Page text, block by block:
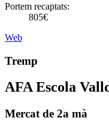
Portem recaptats:
805€
Web
Tremp
AFA Escola
Mercat de 2a mà